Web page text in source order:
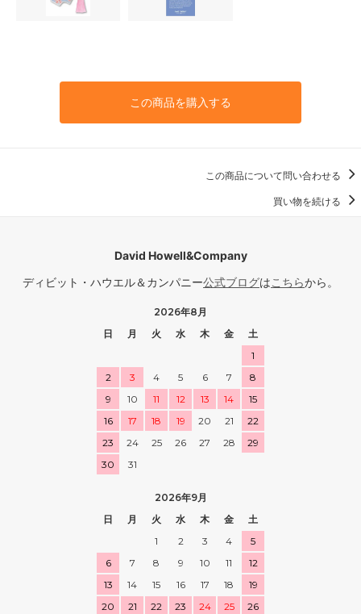
この商品を購入する
この商品について問い合わせる
買い物を続ける
David Howell&Company
ディビット・ハウエル＆カンパニー公式ブログはこちらから。
2026年8月
日
月 火 水 木 金
土
1
2
3 4 5 6 7
8
9
10 11 12 13 14
15
16
17 18 19 20 21
22
23
24 25 26 27 28
29
30
31
2026年9月
日
月 火 水 木 金
土
1
2 3 4
5
6
7 8 9 10 11
12
13
14 15 16 17 18
19
20
21 22 23 24 25
26